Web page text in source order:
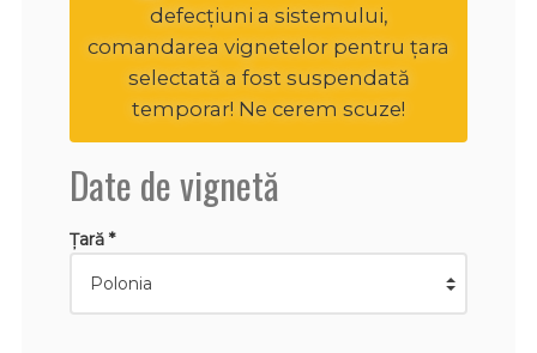
defecțiuni a sistemului,
comandarea vignetelor pentru țara
selectată a fost suspendată
temporar! Ne cerem scuze!
Date de vignetă
Țară *